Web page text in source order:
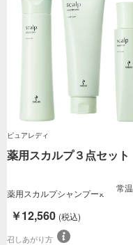
ピュアレディ
薬用スカルプ３点セット
薬用スカルプシャンプー×
常温
￥12,560 (税込)
召しあがり方